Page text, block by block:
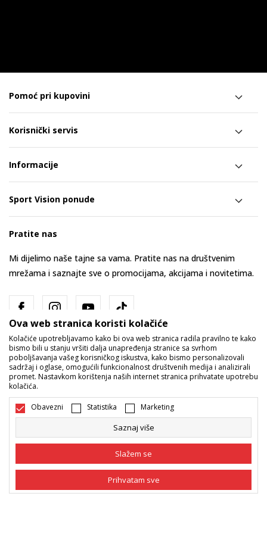
Pomoć pri kupovini
Korisnički servis
Informacije
Sport Vision ponude
Pratite nas
Mi dijelimo naše tajne sa vama. Pratite nas na društvenim
mrežama i saznajte sve o promocijama, akcijama i novitetima.
Bosna i Hercegovina Promijenite
Nastojimo da budemo što precizniji u opisu proizvoda, prikazu slika i
samih cijena, ali ne možemo garantovati da su sve informacije kompletne
i bez grešaka. Svi artikli prikazani na sajtu su dio naše ponude i ne
Ova web stranica koristi kolačiće
Kolačiće upotrebljavamo kako bi ova web stranica radila pravilno te kako
bismo bili u stanju vršiti dalja unapređenja stranice sa svrhom
poboljšavanja vašeg korisničkog iskustva, kako bismo personalizovali
sadržaj i oglase, omogućili funkcionalnost društvenih medija i analizirali
promet. Nastavkom korištenja naših internet stranica prihvatate upotrebu
kolačića.
Obavezni Statistika Marketing
Saznaj više
Slažem se
Prihvatam sve